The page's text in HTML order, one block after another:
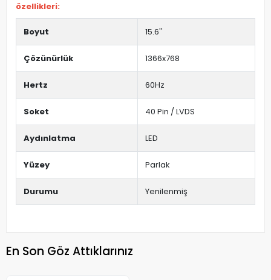
özellikleri:
Boyut 15.6''
Çözünürlük 1366x768
Hertz 60Hz
Soket 40 Pin / LVDS
Aydınlatma LED
Yüzey Parlak
Durumu Yenilenmiş
En Son Göz Attıklarınız